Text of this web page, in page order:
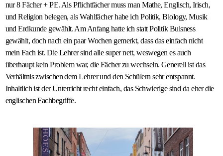
nur 8 Fächer + PE. Als Pflichtfächer muss man Mathe, Englisch, Irisch,
und Religion belegen, als Wahlfächer habe ich Politik, Biology, Musik
und Erdkunde gewählt. Am Anfang hatte ich statt Politik Buisness
gewählt, doch nach ein paar Wochen gemerkt, dass das einfach nicht
mein Fach ist. Die Lehrer sind alle super nett, weswegen es auch
überhaupt kein Problem war, die Fächer zu wechseln. Generell ist das
Verhältnis zwischen dem Lehrer und den Schülern sehr entspannt.
Inhaltlich ist der Unterricht recht einfach, das Schwierige sind da eher die
englischen Fachbegriffe.